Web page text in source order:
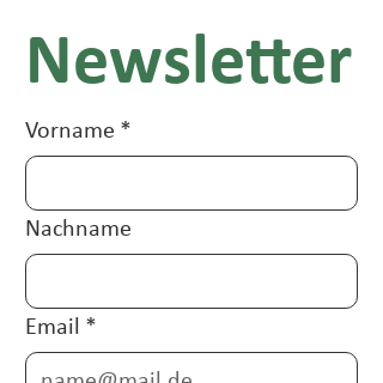
Newsletter
Vorname *
Nachname
Email *